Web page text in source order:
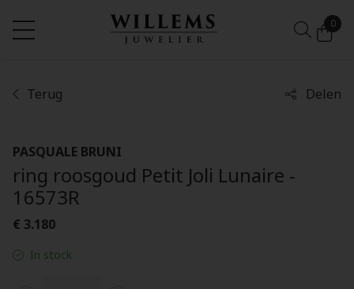
0
Terug Delen
PASQUALE BRUNI
ring roosgoud Petit Joli Lunaire -
16573R
€ 3.180
In stock